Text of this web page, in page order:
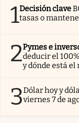
1Decisión clave
tasas o
2Pymes e
deducir el
y dónde está el
3Dólar hoy y
viernes 7 de